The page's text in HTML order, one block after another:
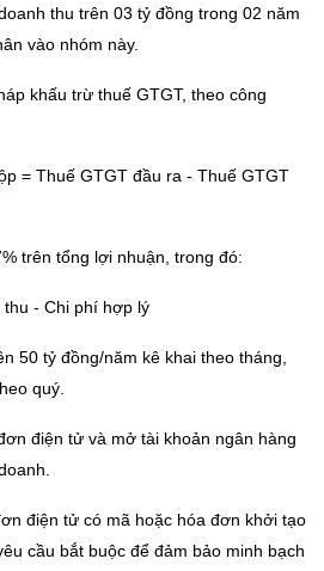
thu trên 03 tỷ đồng trong 02 năm
vào nhóm này.
khấu trừ thuế GTGT, theo công
= Thuế GTGT đầu ra - Thuế GTGT
trên tổng lợi nhuận, trong đó:
- Chi phí hợp lý
50 tỷ đồng/năm kê khai theo tháng,
quý.
điện tử và mở tài khoản ngân hàng
điện tử có mã hoặc hóa đơn khởi tạo
cầu bắt buộc để đảm bảo minh bạch